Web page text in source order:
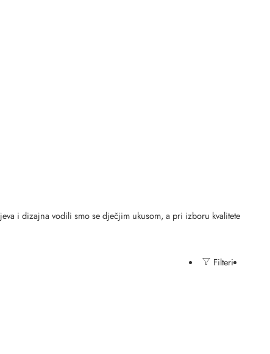
i dizajna vodili smo se dječjim ukusom, a pri izboru kvalitete
Filteri